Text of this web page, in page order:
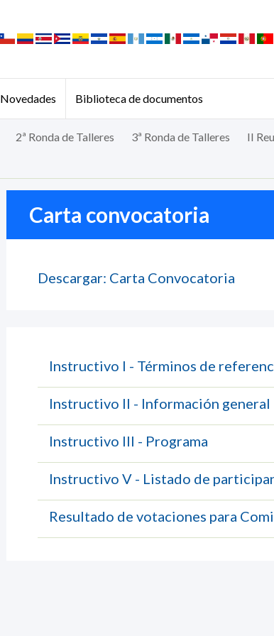
Novedades Biblioteca de documentos
2ª Ronda de Talleres 3ª Ronda de Talleres
II
Carta convocatoria
Descargar: Carta Convocatoria
Instructivo I - Términos de
Instructivo II - Información general
Instructivo III - Programa
Instructivo V - Listado de
Resultado de votaciones para